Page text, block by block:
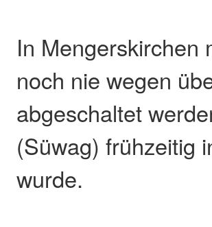
In Mengerskirchen
noch nie wegen
abgeschaltet
(Süwag) frühzeitig
wurde.